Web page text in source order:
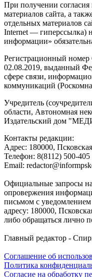
При получении согласия
материалов сайта, а
отдельных материалов
Internet — гиперссылка)
информации»
Регистрационный
02.08.2019, выданный
сфере связи,
коммуникаций
Учредитель
области, Автономная
Издательский дом
Контакты редакции:
Адреc: 180000,
Телефон: 8(8112) 500-405
Email:
Официальные запросы
опровержения
письмом с
адресу: 180000,
либо обращаться лично
Главный редактор -
Соглашение об
Политика
Согласие на обработку